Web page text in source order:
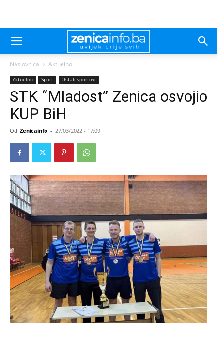
Naslovnica Aktuelno
Aktuelno Sport Ostali sportovi
STK “Mladost” Zenica osvojio
KUP BiH
Od Zenicainfo - 27/03/2022 - 17:09